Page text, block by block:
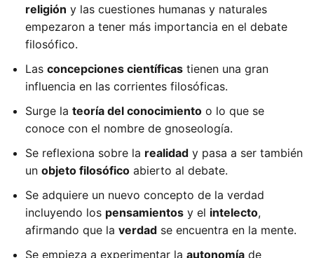
religión y las cuestiones humanas y naturales
empezaron a tener más importancia en el debate
filosófico.
Las concepciones científicas tienen una gran
influencia en las corrientes filosóficas.
Surge la teoría del conocimiento o lo que se
conoce con el nombre de gnoseología.
Se reflexiona sobre la realidad y pasa a ser también
un objeto filosófico abierto al debate.
Se adquiere un nuevo concepto de la verdad
incluyendo los pensamientos y el intelecto,
afirmando que la verdad se encuentra en la mente.
Se empieza a experimentar la autonomía de